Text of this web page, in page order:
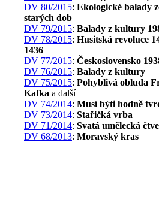
DV 80/2015: Ekologické balady
starých dob
DV 79/2015: Balady z kultury
DV 78/2015: Husitská revoluce
1436
DV 77/2015: Československo
DV 76/2015: Balady z kultury
DV 75/2015: Pohyblivá obluda
Kafka a další
DV 74/2014: Musí býti hodně
DV 73/2014: Stařičká vrba
DV 71/2014: Svatá umělecká
DV 68/2013: Moravský kras